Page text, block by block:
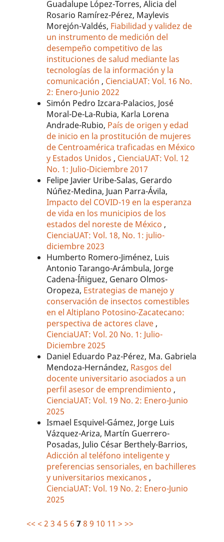
Guadalupe López-Torres, Alicia del
Rosario Ramírez-Pérez, Maylevis
Morejón-Valdés, Fiabilidad y validez de
un instrumento de medición del
desempeño competitivo de las
instituciones de salud mediante las
tecnologías de la información y la
comunicación , CienciaUAT: Vol. 16 No.
2: Enero-Junio 2022
Simón Pedro Izcara-Palacios, José
Moral-De-La-Rubia, Karla Lorena
Andrade-Rubio, País de origen y edad
de inicio en la prostitución de mujeres
de Centroamérica traficadas en México
y Estados Unidos , CienciaUAT: Vol. 12
No. 1: Julio-Diciembre 2017
Felipe Javier Uribe-Salas, Gerardo
Núñez-Medina, Juan Parra-Ávila,
Impacto del COVID-19 en la esperanza
de vida en los municipios de los
estados del noreste de México ,
CienciaUAT: Vol. 18, No. 1: julio-
diciembre 2023
Humberto Romero-Jiménez, Luis
Antonio Tarango-Arámbula, Jorge
Cadena-Íñiguez, Genaro Olmos-
Oropeza, Estrategias de manejo y
conservación de insectos comestibles
en el Altiplano Potosino-Zacatecano:
perspectiva de actores clave ,
CienciaUAT: Vol. 20 No. 1: Julio-
Diciembre 2025
Daniel Eduardo Paz-Pérez, Ma. Gabriela
Mendoza-Hernández, Rasgos del
docente universitario asociados a un
perfil asesor de emprendimiento ,
CienciaUAT: Vol. 19 No. 2: Enero-Junio
2025
Ismael Esquivel-Gámez, Jorge Luis
Vázquez-Ariza, Martín Guerrero-
Posadas, Julio César Berthely-Barrios,
Adicción al teléfono inteligente y
preferencias sensoriales, en bachilleres
y universitarios mexicanos ,
CienciaUAT: Vol. 19 No. 2: Enero-Junio
2025
<< < 2 3 4 5 6 7 8 9 10 11 > >>